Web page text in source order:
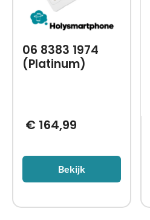
06 8383 1974
(Platinum)
€164,99
Bekijk